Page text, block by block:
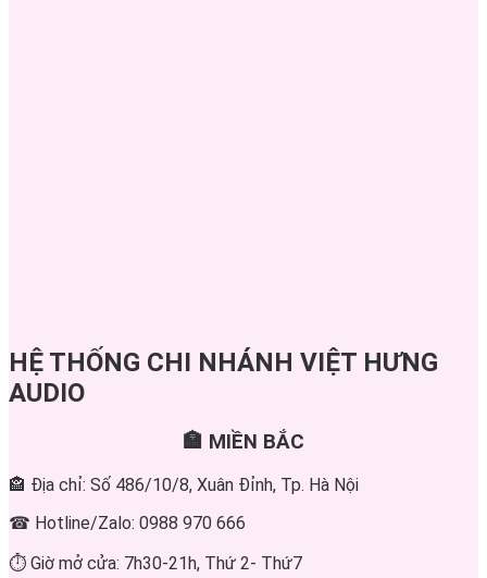
HỆ THỐNG CHI NHÁNH VIỆT HƯNG
AUDIO
🏣 MIỀN BẮC
🏤 Địa chỉ: Số 486/10/8, Xuân Đỉnh, Tp. Hà Nội
☎ Hotline/Zalo: 0988 970 666
⏱ Giờ mở cửa: 7h30-21h, Thứ 2- Thứ7